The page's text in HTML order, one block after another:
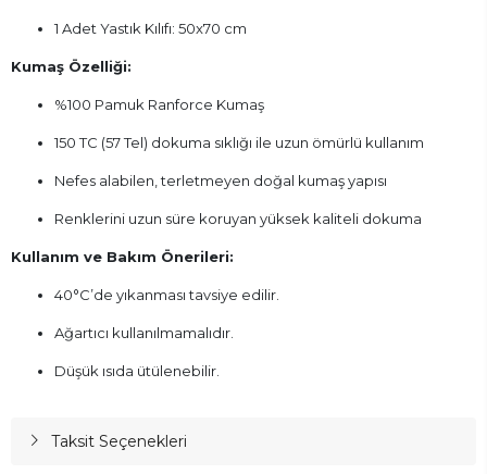
1 Adet Yastık Kılıfı: 50x70 cm
Kumaş Özelliği:
%100 Pamuk Ranforce Kumaş
150 TC (57 Tel) dokuma sıklığı ile uzun ömürlü kullanım
Nefes alabilen, terletmeyen doğal kumaş yapısı
Renklerini uzun süre koruyan yüksek kaliteli dokuma
Kullanım ve Bakım Önerileri:
40°C’de yıkanması tavsiye edilir.
Ağartıcı kullanılmamalıdır.
Düşük ısıda ütülenebilir.
Taksit Seçenekleri